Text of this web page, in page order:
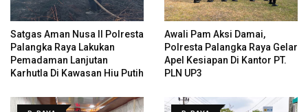
Satgas Aman Nusa II Polresta
Palangka Raya Lakukan
Pemadaman Lanjutan
Karhutla Di Kawasan Hiu Putih
Awali Pam Aksi Damai,
Polresta Palangka Raya Gelar
Apel Kesiapan Di Kantor PT.
PLN UP3